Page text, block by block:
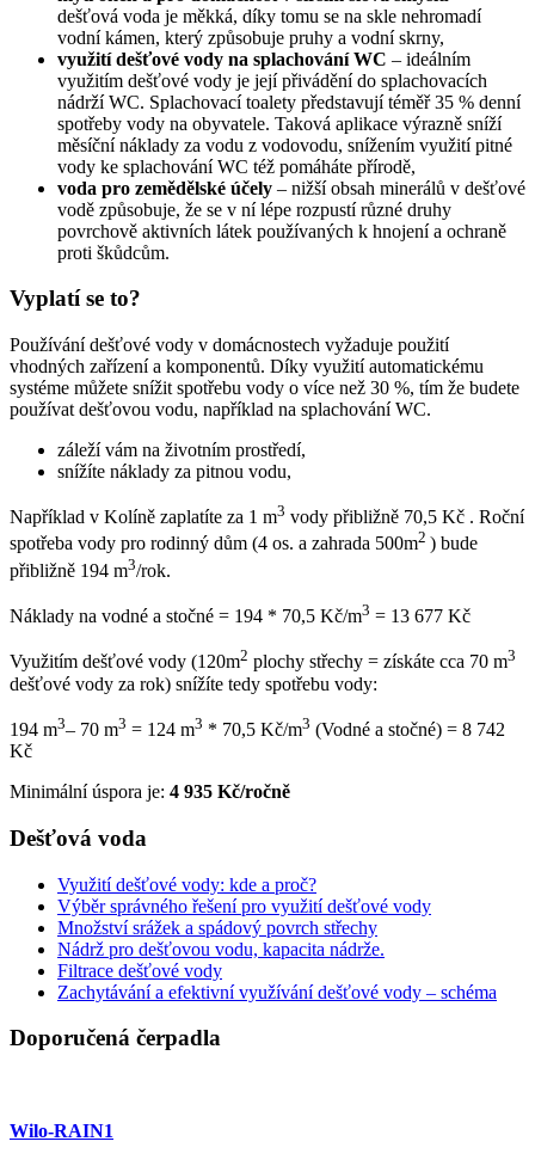
dešťová voda je měkká, díky tomu se na skle nehromadí
vodní kámen, který způsobuje pruhy a vodní skrny,
využití dešťové vody na splachování WC – ideálním
využitím dešťové vody je její přivádění do splachovacích
nádrží WC. Splachovací toalety představují téměř 35 % denní
spotřeby vody na obyvatele. Taková aplikace výrazně sníží
měsíční náklady za vodu z vodovodu, snížením využití pitné
vody ke splachování WC též pomáháte přírodě,
voda pro zemědělské účely – nižší obsah minerálů v dešťové
vodě způsobuje, že se v ní lépe rozpustí různé druhy
povrchově aktivních látek používaných k hnojení a ochraně
proti škůdcům.
Vyplatí se to?
Používání dešťové vody v domácnostech vyžaduje použití
vhodných zařízení a komponentů. Díky využití automatickému
systéme můžete snížit spotřebu vody o více než 30 %, tím že budete
používat dešťovou vodu, například na splachování WC.
záleží vám na životním prostředí,
snížíte náklady za pitnou vodu,
Například v Kolíně zaplatíte za 1 m3 vody přibližně 70,5 Kč . Roční
spotřeba vody pro rodinný dům (4 os. a zahrada 500m2 ) bude
přibližně 194 m3/rok.
Náklady na vodné a stočné = 194 * 70,5 Kč/m3 = 13 677 Kč
Využitím dešťové vody (120m2 plochy střechy = získáte cca 70 m3
dešťové vody za rok) snížíte tedy spotřebu vody:
194 m3– 70 m3 = 124 m3 * 70,5 Kč/m3 (Vodné a stočné) = 8 742
Kč
Minimální úspora je: 4 935 Kč/ročně
Dešťová voda
Využití dešťové vody: kde a proč?
Výběr správného řešení pro využití dešťové vody
Množství srážek a spádový povrch střechy
Nádrž pro dešťovou vodu, kapacita nádrže.
Filtrace dešťové vody
Zachytávání a efektivní využívání dešťové vody – schéma
Doporučená čerpadla
Wilo-RAIN1